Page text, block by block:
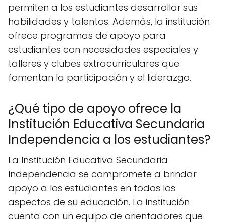
permiten a los estudiantes desarrollar sus
habilidades y talentos. Además, la institución
ofrece programas de apoyo para
estudiantes con necesidades especiales y
talleres y clubes extracurriculares que
fomentan la participación y el liderazgo.
¿Qué tipo de apoyo ofrece la
Institución Educativa Secundaria
Independencia a los estudiantes?
La Institución Educativa Secundaria
Independencia se compromete a brindar
apoyo a los estudiantes en todos los
aspectos de su educación. La institución
cuenta con un equipo de orientadores que